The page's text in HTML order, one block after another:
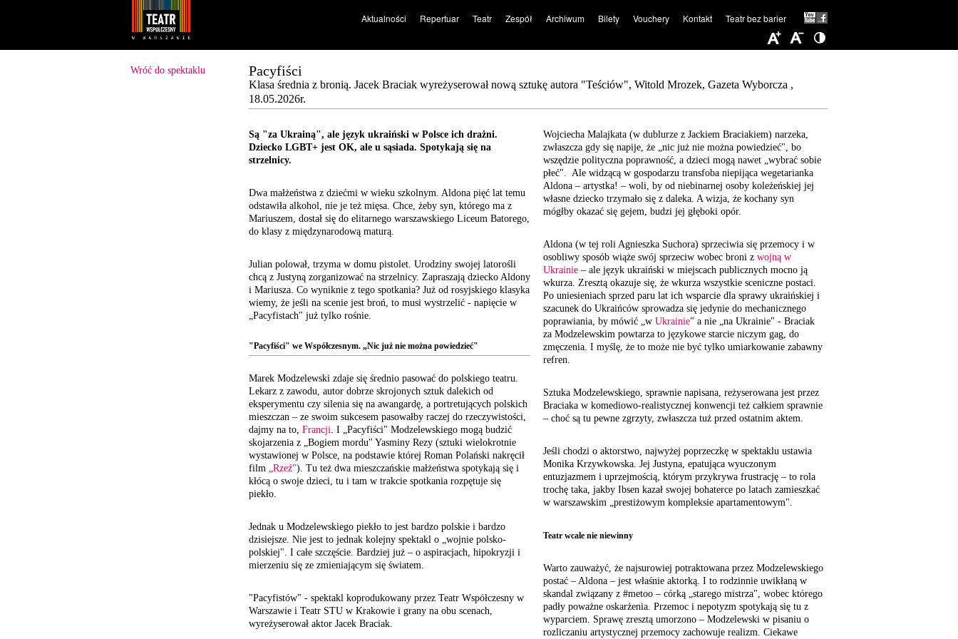
Aktualności Repertuar Teatr Zespół Archiwum Bilety Vouchery Kontakt Teatr bez barier
Wróć do spektaklu Pacyfiści
Klasa średnia z bronią. Jacek Braciak wyreżyserował nową sztukę autora "Teściów", Witold Mrozek, Gazeta Wyborcza ,
18.05.2026r.
Są "za Ukrainą", ale język ukraiński w Polsce ich drażni.
Dziecko LGBT+ jest OK, ale u sąsiada. Spotykają się na
strzelnicy.
Dwa małżeństwa z dziećmi w wieku szkolnym. Aldona pięć lat temu
odstawiła alkohol, nie je też mięsa. Chce, żeby syn, którego ma z
Mariuszem, dostał się do elitarnego warszawskiego Liceum Batorego,
do klasy z międzynarodową maturą.
Julian polował, trzyma w domu pistolet. Urodziny swojej latorośli
chcą z Justyną zorganizować na strzelnicy. Zapraszają dziecko Aldony
i Mariusza. Co wyniknie z tego spotkania? Już od rosyjskiego klasyka
wiemy, że jeśli na scenie jest broń, to musi wystrzelić - napięcie w
„Pacyfistach" już tylko rośnie.
"Pacyfiści" we Współczesnym. „Nic już nie można powiedzieć"
Marek Modzelewski zdaje się średnio pasować do polskiego teatru.
Lekarz z zawodu, autor dobrze skrojonych sztuk dalekich od
eksperymentu czy silenia się na awangardę, a portretujących polskich
mieszczan – ze swoim sukcesem pasowałby raczej do rzeczywistości,
dajmy na to, Francji. I „Pacyfiści" Modzelewskiego mogą budzić
skojarzenia z „Bogiem mordu" Yasminy Rezy (sztuki wielokrotnie
wystawionej w Polsce, na podstawie której Roman Polański nakręcił
film „Rzeź"). Tu też dwa mieszczańskie małżeństwa spotykają się i
kłócą o swoje dzieci, tu i tam w trakcie spotkania rozpętuje się
piekło.
Jednak u Modzelewskiego piekło to jest bardzo polskie i bardzo
dzisiejsze. Nie jest to jednak kolejny spektakl o „wojnie polsko-
polskiej". I całe szczęście. Bardziej już – o aspiracjach, hipokryzji i
mierzeniu się ze zmieniającym się światem.
"Pacyfistów" - spektakl koprodukowany przez Teatr Współczesny w
Warszawie i Teatr STU w Krakowie i grany na obu scenach,
wyreżyserował aktor Jacek Braciak.
Wojciecha Malajkata (w dublurze z Jackiem Braciakiem) narzeka,
zwłaszcza gdy się napije, że „nic już nie można powiedzieć", bo
wszędzie polityczna poprawność, a dzieci mogą nawet „wybrać sobie
płeć". Ale widzącą w gospodarzu transfoba niepijąca wegetarianka
Aldona – artystka! – woli, by od niebinarnej osoby koleżeńskiej jej
własne dziecko trzymało się z daleka. A wizja, że kochany syn
mógłby okazać się gejem, budzi jej głęboki opór.
Aldona (w tej roli Agnieszka Suchora) sprzeciwia się przemocy i w
osobliwy sposób wiąże swój sprzeciw wobec broni z wojną w
Ukrainie – ale język ukraiński w miejscach publicznych mocno ją
wkurza. Zresztą okazuje się, że wkurza wszystkie sceniczne postaci.
Po uniesieniach sprzed paru lat ich wsparcie dla sprawy ukraińskiej i
szacunek do Ukraińców sprowadza się jedynie do mechanicznego
poprawiania, by mówić „w Ukrainie" a nie „na Ukrainie" - Braciak
za Modzelewskim powtarza to językowe starcie niczym gag, do
zmęczenia. I myślę, że to może nie być tylko umiarkowanie zabawny
refren.
Sztuka Modzelewskiego, sprawnie napisana, reżyserowana jest przez
Braciaka w komediowo-realistycznej konwencji też całkiem sprawnie
– choć są tu pewne zgrzyty, zwłaszcza tuż przed ostatnim aktem.
Jeśli chodzi o aktorstwo, najwyżej poprzeczkę w spektaklu ustawia
Monika Krzywkowska. Jej Justyna, epatująca wyuczonym
entuzjazmem i uprzejmością, którym przykrywa frustrację – to rola
trochę taka, jakby Ibsen kazał swojej bohaterce po latach zamieszkać
w warszawskim „prestiżowym kompleksie apartamentowym".
Teatr wcale nie niewinny
Warto zauważyć, że najsurowiej potraktowana przez Modzelewskiego
postać – Aldona – jest właśnie aktorką. I to rodzinnie uwikłaną w
skandal związany z #metoo – córką „starego mistrza", wobec którego
padły poważne oskarżenia. Przemoc i nepotyzm spotykają się tu z
wyparciem. Sprawę zresztą umorzono – Modzelewski w pisaniu o
rozliczaniu artystycznej przemocy zachowuje realizm. Ciekawe